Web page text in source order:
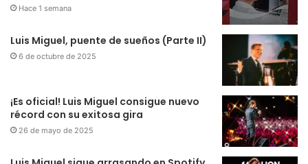
Hace 1 semana
Luis Miguel, puente de sueños (Parte II)
6 de octubre de 2025
¡Es oficial! Luis Miguel consigue nuevo
récord con su exitosa gira
26 de mayo de 2025